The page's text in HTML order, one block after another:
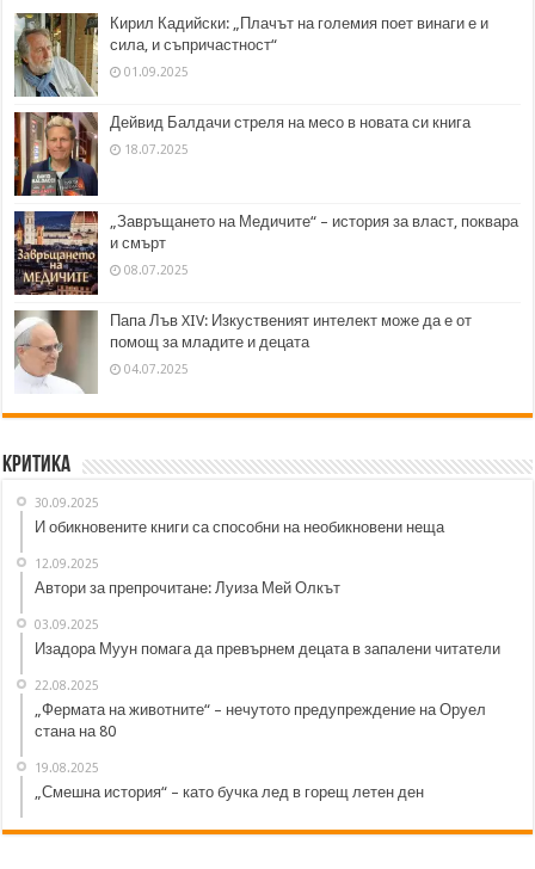
Кирил Кадийски: „Плачът на големия поет винаги е и
сила, и съпричастност“
01.09.2025
Дейвид Балдачи стреля на месо в новата си книга
18.07.2025
„Завръщането на Медичите“ – история за власт, поквара
и смърт
08.07.2025
Папа Лъв XIV: Изкуственият интелект може да е от
помощ за младите и децата
04.07.2025
Критика
30.09.2025
И обикновените книги са способни на необикновени неща
12.09.2025
Автори за препрочитане: Луиза Мей Олкът
03.09.2025
Изадора Муун помага да превърнем децата в запалени читатели
22.08.2025
„Фермата на животните“ – нечутото предупреждение на Оруел
стана на 80
19.08.2025
„Смешна история“ – като бучка лед в горещ летен ден